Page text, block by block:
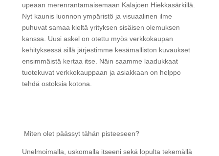
upeaan merenrantamaisemaan Kalajoen Hiekkasärkillä.
Nyt kaunis luonnon ympäristö ja visuaalinen ilme
puhuvat samaa kieltä yrityksen sisäisen olemuksen
kanssa. Uusi askel on otettu myös verkkokaupan
kehityksessä sillä järjestimme kesämalliston kuvaukset
ensimmäistä kertaa itse. Näin saamme laadukkaat
tuotekuvat verkkokauppaan ja asiakkaan on helppo
tehdä ostoksia kotona.
Miten olet päässyt tähän pisteeseen?
Unelmoimalla, uskomalla itseeni sekä lopulta tekemällä